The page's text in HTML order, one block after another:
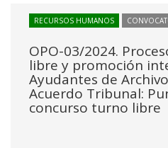
RECURSOS HUMANOS
OPO-03/2024.
libre y promoción
Ayudantes de
Acuerdo Tribunal:
concurso turno libre